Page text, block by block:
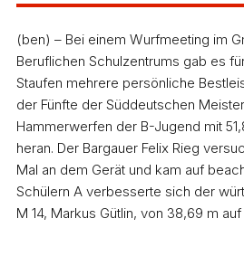
(ben) – Bei einem Wurfmeeting im
Beruflichen Schulzentrums gab es
Staufen mehrere persönliche
der Fünfte der Süddeutschen
Hammerwerfen der B-Jugend mit
heran. Der Bargauer Felix Rieg
Mal an dem Gerät und kam auf
Schülern A verbesserte sich der
M 14, Markus Gütlin, von 38,69 m auf